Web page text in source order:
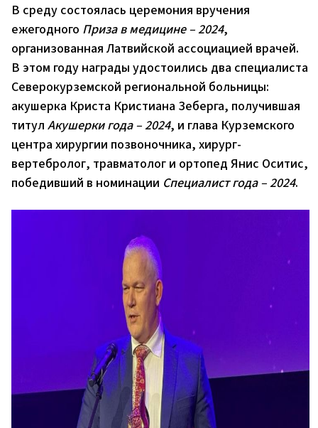
В среду состоялась церемония вручения
ежегодного Приза в медицине – 2024,
организованная Латвийской ассоциацией врачей.
В этом году награды удостоились два специалиста
Северокурземской региональной больницы:
акушерка Криста Кристиана Зеберга, получившая
титул Акушерки года – 2024, и глава Курземского
центра хирургии позвоночника, хирург-
вертебролог, травматолог и ортопед Янис Оситис,
победивший в номинации Специалист года – 2024.